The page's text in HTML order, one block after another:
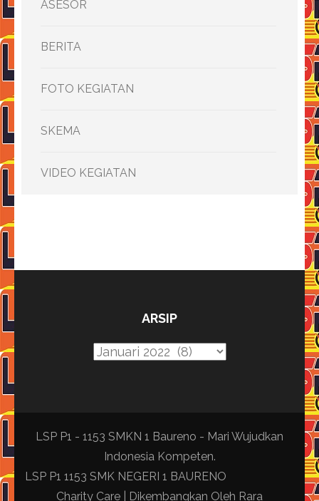
ASESOR
BERITA
FOTO KEGIATAN
SKEMA
VIDEO KEGIATAN
ARSIP
Arsip
LSP P1 - 1153 SMKN 1 Baureno - Mari Wujudkan
Indonesia Kompeten.
LSP P1 1153 SMK NEGERI 1 BAURENO
Charity Care | Dikembangkan Oleh Rara